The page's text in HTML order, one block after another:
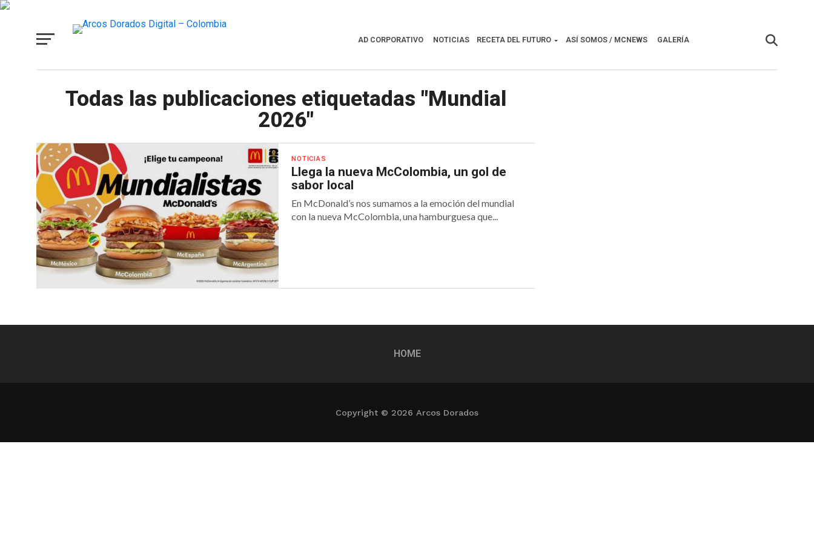
AD CORPORATIVO NOTICIAS RECETA DEL FUTURO ASÍ SOMOS / MCNEWS GALERÍA
Todas las publicaciones etiquetadas "Mundial
2026"
NOTICIAS
Llega la nueva McColombia, un gol de
sabor local
En McDonald’s nos sumamos a la emoción del mundial
con la nueva McColombia, una hamburguesa que...
HOME
Copyright © 2026 Arcos Dorados